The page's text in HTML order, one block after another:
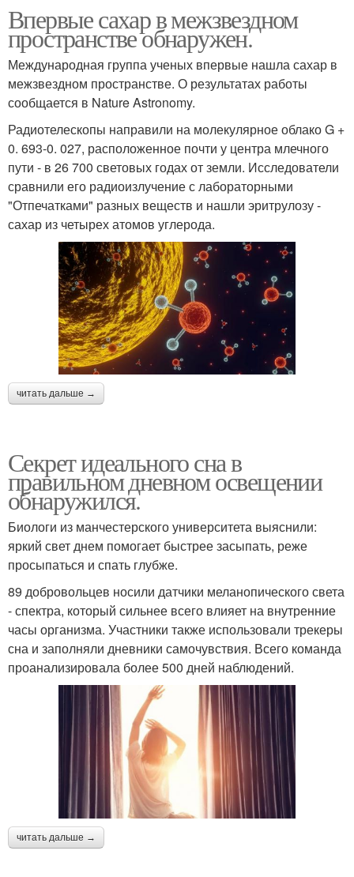
Впервые сахар в межзвездном
пространстве обнаружен.
Международная группа ученых впервые нашла сахар в
межзвездном пространстве. О результатах работы
сообщается в Nature Astronomy.
Радиотелескопы направили на молекулярное облако G +
0. 693-0. 027, расположенное почти у центра млечного
пути - в 26 700 световых годах от земли. Исследователи
сравнили его радиоизлучение с лабораторными
"Отпечатками" разных веществ и нашли эритрулозу -
сахар из четырех атомов углерода.
читать дальше →
Секрет идеального сна в
правильном дневном освещении
обнаружился.
Биологи из манчестерского университета выяснили:
яркий свет днем помогает быстрее засыпать, реже
просыпаться и спать глубже.
89 добровольцев носили датчики меланопического света
- спектра, который сильнее всего влияет на внутренние
часы организма. Участники также использовали трекеры
сна и заполняли дневники самочувствия. Всего команда
проанализировала более 500 дней наблюдений.
читать дальше →